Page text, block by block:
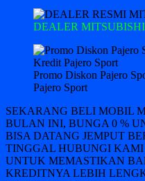
DEALER MITSUBISHI
Promo Diskon Pajero
Pajero Sport
SEKARANG BELI MOBIL
BULAN INI, BUNGA 0 %
BISA DATANG JEMPUT
TINGGAL HUBUNGI KAMI
UNTUK MEMASTIKAN
KREDITNYA LEBIH